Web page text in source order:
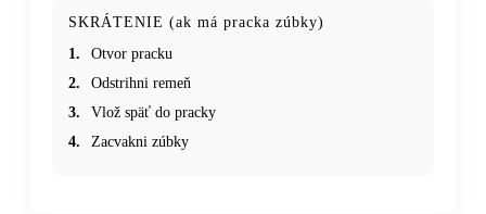
SKRÁTENIE (ak má pracka zúbky)
1.
Otvor pracku
2.
Odstrihni remeň
3.
Vlož späť do pracky
4.
Zacvakni zúbky